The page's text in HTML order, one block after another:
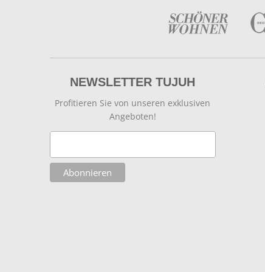
NEWSLETTER TUJUH
Profitieren Sie von unseren exklusiven
Angeboten!